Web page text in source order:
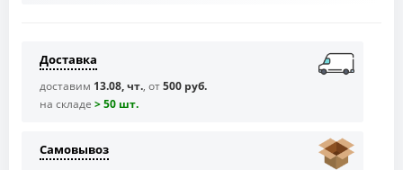
Доставка
доставим 13.08, чт., от500 руб.
на складе > 50 шт.
Самовывоз